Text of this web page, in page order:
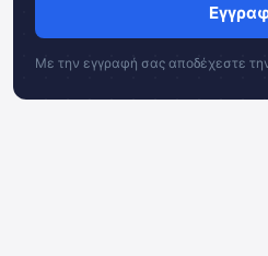
Με την εγγραφή σας αποδέχεστε